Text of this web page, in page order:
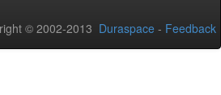
© 2002-2013 Duraspace - Feedback